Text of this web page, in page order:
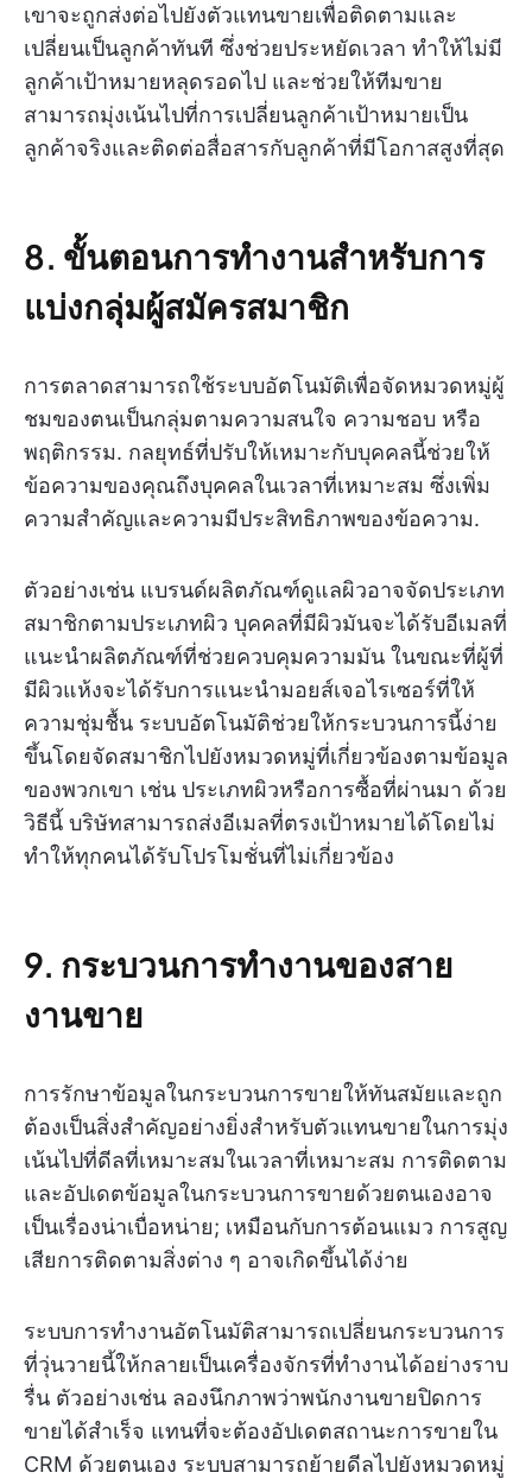
เขาจะถูกส่งต่อไปยังตัวแทนขายเพื่อติดตามและ
เปลี่ยนเป็นลูกค้าทันที ซึ่งช่วยประหยัดเวลา ทำให้ไม่มี
ลูกค้าเป้าหมายหลุดรอดไป และช่วยให้ทีมขาย
สามารถมุ่งเน้นไปที่การเปลี่ยนลูกค้าเป้าหมายเป็น
ลูกค้าจริงและติดต่อสื่อสารกับลูกค้าที่มีโอกาสสูงที่สุด
8. ขั้นตอนการทำงานสำหรับการ
แบ่งกลุ่มผู้สมัครสมาชิก
การตลาดสามารถใช้ระบบอัตโนมัติเพื่อจัดหมวดหมู่ผู้
ชมของตนเป็นกลุ่มตามความสนใจ ความชอบ หรือ
พฤติกรรม. กลยุทธ์ที่ปรับให้เหมาะกับบุคคลนี้ช่วยให้
ข้อความของคุณถึงบุคคลในเวลาที่เหมาะสม ซึ่งเพิ่ม
ความสำคัญและความมีประสิทธิภาพของข้อความ.
ตัวอย่างเช่น แบรนด์ผลิตภัณฑ์ดูแลผิวอาจจัดประเภท
สมาชิกตามประเภทผิว บุคคลที่มีผิวมันจะได้รับอีเมลที่
แนะนำผลิตภัณฑ์ที่ช่วยควบคุมความมัน ในขณะที่ผู้ที่
มีผิวแห้งจะได้รับการแนะนำมอยส์เจอไรเซอร์ที่ให้
ความชุ่มชื้น ระบบอัตโนมัติช่วยให้กระบวนการนี้ง่าย
ขึ้นโดยจัดสมาชิกไปยังหมวดหมู่ที่เกี่ยวข้องตามข้อมูล
ของพวกเขา เช่น ประเภทผิวหรือการซื้อที่ผ่านมา ด้วย
วิธีนี้ บริษัทสามารถส่งอีเมลที่ตรงเป้าหมายได้โดยไม่
ทำให้ทุกคนได้รับโปรโมชั่นที่ไม่เกี่ยวข้อง
9. กระบวนการทำงานของสาย
งานขาย
การรักษาข้อมูลในกระบวนการขายให้ทันสมัยและถูก
ต้องเป็นสิ่งสำคัญอย่างยิ่งสำหรับตัวแทนขายในการมุ่ง
เน้นไปที่ดีลที่เหมาะสมในเวลาที่เหมาะสม การติดตาม
และอัปเดตข้อมูลในกระบวนการขายด้วยตนเองอาจ
เป็นเรื่องน่าเบื่อหน่าย; เหมือนกับการต้อนแมว การสูญ
เสียการติดตามสิ่งต่าง ๆ อาจเกิดขึ้นได้ง่าย
ระบบการทำงานอัตโนมัติสามารถเปลี่ยนกระบวนการ
ที่วุ่นวายนี้ให้กลายเป็นเครื่องจักรที่ทำงานได้อย่างราบ
รื่น ตัวอย่างเช่น ลองนึกภาพว่าพนักงานขายปิดการ
ขายได้สำเร็จ แทนที่จะต้องอัปเดตสถานะการขายใน
CRM ด้วยตนเอง ระบบสามารถย้ายดีลไปยังหมวดหมู่